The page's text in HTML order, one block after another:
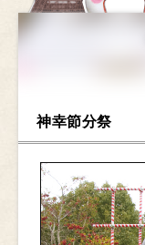
神幸節分祭